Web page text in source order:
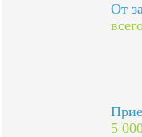
От
5